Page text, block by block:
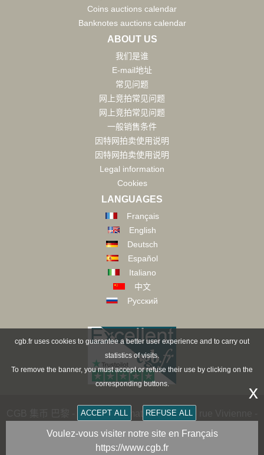
Coins auctions calendar
Banknotes auctions calendar
ABOUT US
我们是谁
E-mail地址
常见问题
网上竞拍常见问题
网上竞拍常见问题
一般销售条件
因特网拍卖使用说明
因特网拍卖使用说明
Legal information
Cookies
LANGUAGES
Français
English
Deutsch
Español
Italiano
中文
Русский
CGB 集币 巴黎 - CGB Numismatics Paris - 36 rue Vivienne -
75002 PARIS FRANCE -contact@cgb.fr
Copyright @1997-2025 - All Rights Reserved
cgb.fr uses cookies to guarantee a better user experience and to carry out
statistics of visits.
To remove the banner, you must accept or refuse their use by clicking on the
corresponding buttons.
ACCEPT ALL REFUSE ALL
x
Voulez-vous visiter notre site en Français
https://www.cgb.fr